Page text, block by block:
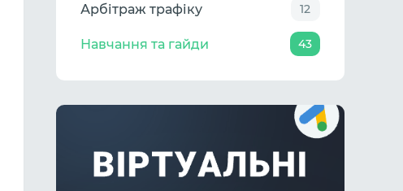
Арбітраж трафіку 12
Навчання та гайди 43